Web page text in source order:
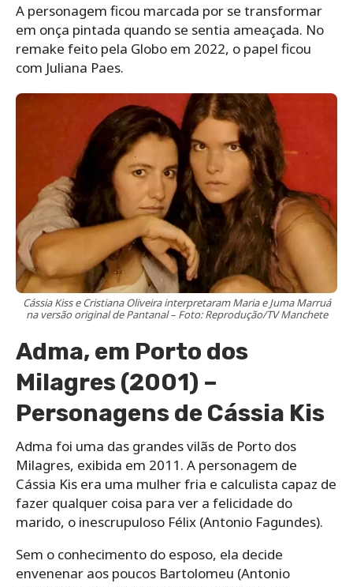
A personagem ficou marcada por se transformar
em onça pintada quando se sentia ameaçada. No
remake feito pela Globo em 2022, o papel ficou
com Juliana Paes.
Cássia Kiss e Cristiana Oliveira interpretaram Maria e Juma Marruá
na versão original de Pantanal – Foto: Reprodução/TV Manchete
Adma, em Porto dos
Milagres (2001) –
Personagens de Cássia Kis
Adma foi uma das grandes vilãs de Porto dos
Milagres, exibida em 2011. A personagem de
Cássia Kis era uma mulher fria e calculista capaz de
fazer qualquer coisa para ver a felicidade do
marido, o inescrupuloso Félix (Antonio Fagundes).
Sem o conhecimento do esposo, ela decide
envenenar aos poucos Bartolomeu (Antonio